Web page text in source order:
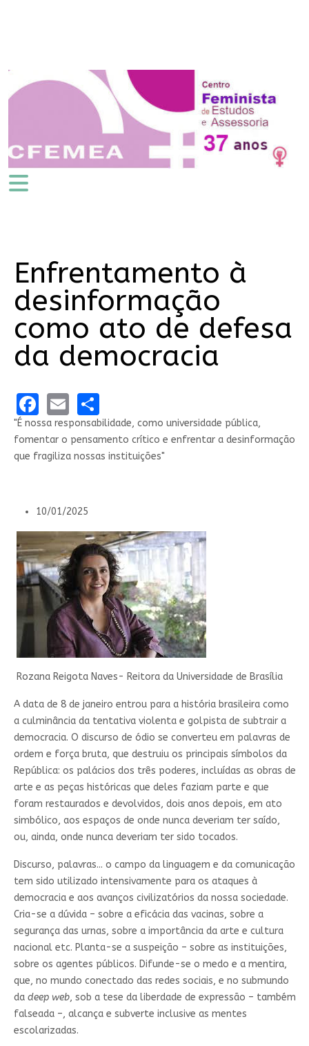
Enfrentamento à
desinformação
como ato de defesa
da democracia
Facebook
EmailShare
"É nossa responsabilidade, como universidade pública,
fomentar o pensamento crítico e enfrentar a desinformação
que fragiliza nossas instituições"
10/01/2025
Rozana Reigota Naves- Reitora da Universidade de Brasília
A data de 8 de janeiro entrou para a história brasileira como
a culminância da tentativa violenta e golpista de subtrair a
democracia. O discurso de ódio se converteu em palavras de
ordem e força bruta, que destruiu os principais símbolos da
República: os palácios dos três poderes, incluídas as obras de
arte e as peças históricas que deles faziam parte e que
foram restaurados e devolvidos, dois anos depois, em ato
simbólico, aos espaços de onde nunca deveriam ter saído,
ou, ainda, onde nunca deveriam ter sido tocados.
Discurso, palavras... o campo da linguagem e da comunicação
tem sido utilizado intensivamente para os ataques à
democracia e aos avanços civilizatórios da nossa sociedade.
Cria-se a dúvida – sobre a eficácia das vacinas, sobre a
segurança das urnas, sobre a importância da arte e cultura
nacional etc. Planta-se a suspeição – sobre as instituições,
sobre os agentes públicos. Difunde-se o medo e a mentira,
que, no mundo conectado das redes sociais, e no submundo
da deep web, sob a tese da liberdade de expressão – também
falseada –, alcança e subverte inclusive as mentes
escolarizadas.